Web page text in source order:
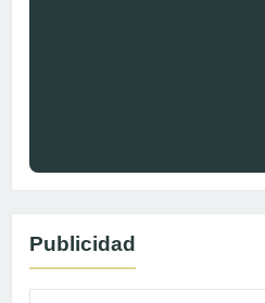
Publicidad